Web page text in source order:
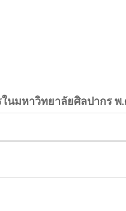
นมหาวิทยาลัยศิลปากร พ.